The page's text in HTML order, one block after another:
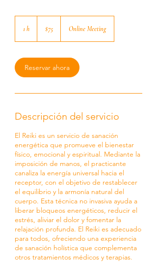
1 h
estadounidenses
$75 Online Meeting
Reservar ahora
Descripción del servicio
El Reiki es un servicio de sanación
energética que promueve el bienestar
físico, emocional y espiritual. Mediante la
imposición de manos, el practicante
canaliza la energía universal hacia el
receptor, con el objetivo de restablecer
el equilibrio y la armonía natural del
cuerpo. Esta técnica no invasiva ayuda a
liberar bloqueos energéticos, reducir el
estrés, aliviar el dolor y fomentar la
relajación profunda. El Reiki es adecuado
para todos, ofreciendo una experiencia
de sanación holística que complementa
otros tratamientos médicos y terapias.